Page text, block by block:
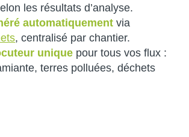
les résultats d’analyse.
automatiquement via
, centralisé par chantier.
unique pour tous vos flux :
terres polluées, déchets